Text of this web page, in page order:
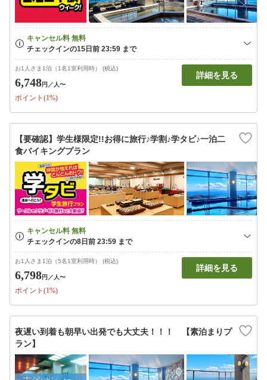
お1人さま1泊（1名1室利用時） (税込)
6,748円 ／人〜
ポイント(1%)
詳細を見る
【要確認】学生様限定!!お得に旅行♪学割♪学タビ♪一泊二
食バイキングプラン
お1人さま1泊（5名1室利用時） (税込)
6,798円 ／人〜
ポイント(1%)
詳細を見る
夜遅い到着も朝早い出発でも大丈夫！！！ 【素泊まりプ
ラン】